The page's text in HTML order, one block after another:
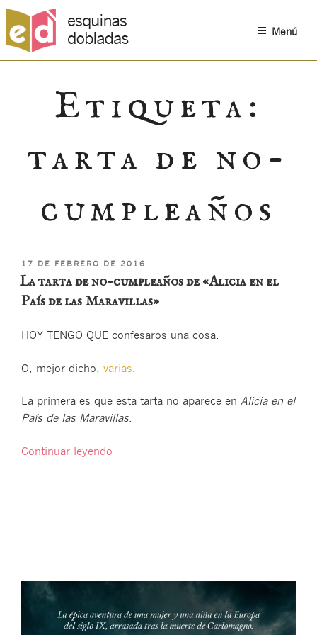
Menú
Etiqueta:
tarta de no-
cumpleaños
PUBLICADO
EL
17 DE FEBRERO DE 2016
La tarta de no-cumpleaños de «Alicia en el
País de las Maravillas»
HOY TENGO QUE confesaros una cosa.
O, mejor dicho, varias
La primera es que esta tarta no aparece en Alicia en el
País de las Maravillas.
Continuar leyendo
el
de